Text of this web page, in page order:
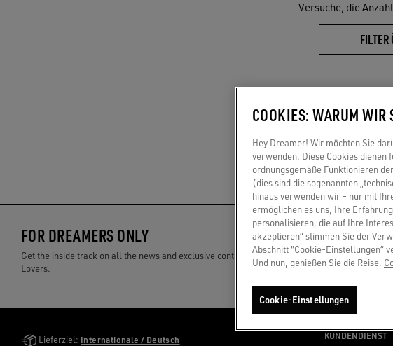
Versuche, die
FILTER
FOR DREAMERS ONLY
Get the inside track on all the news and exclusive content just for Golden
Lovers.
Golden Goose Services
Lieferziel: Internationale / Deutsch
KUNDENDIENST
COOKIES: WARUM WIR
Hey Dreamer! Wir möchten Sie
verwenden. Diese Cookies dienen
ordnungsgemäße Funktionieren
(dies sind die sogenannten
hinaus verwenden wir – nur mit
ermöglichen es uns, Ihre
personalisieren, die auf Ihre
akzeptieren“ stimmen Sie der
Abschnitt "Cookie-Einstellungen“
Und nun, genießen Sie die Reise.
Cookie-Einstellungen